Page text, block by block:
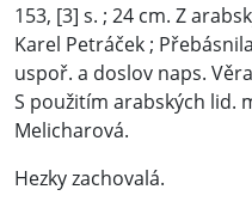
153, [3] s. ; 24 cm. Z
Karel Petráček ;
uspoř. a doslov naps.
S použitím arabských lid.
Melicharová.
Hezky zachovalá.